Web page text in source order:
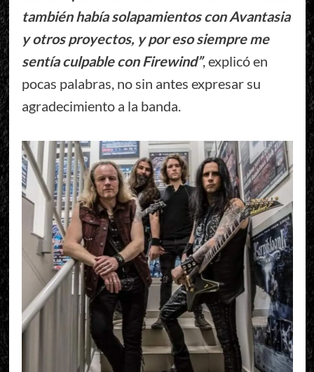
también había solapamientos con Avantasia
y otros proyectos, y por eso siempre me
sentía culpable con Firewind”, explicó en
pocas palabras, no sin antes expresar su
agradecimiento a la banda.